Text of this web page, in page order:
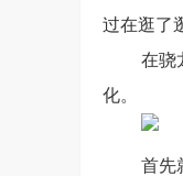
过在逛了
在骁
化。
首先